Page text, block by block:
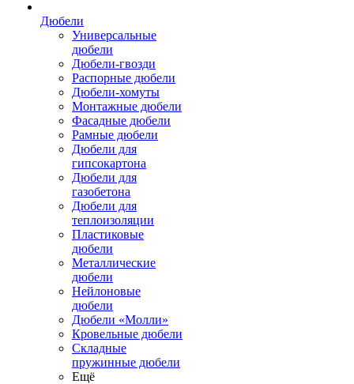
Дюбели
Универсальные
дюбели
Дюбели-гвозди
Распорные дюбели
Дюбели-хомуты
Монтажные дюбели
Фасадные дюбели
Рамные дюбели
Дюбели для
гипсокартона
Дюбели для
газобетона
Дюбели для
теплоизоляции
Пластиковые
дюбели
Металлические
дюбели
Нейлоновые
дюбели
Дюбели «Молли»
Кровельные дюбели
Складные
пружинные дюбели
Ещё